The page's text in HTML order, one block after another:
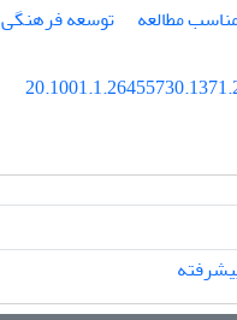
مطالعه
توسعه فرهنگی